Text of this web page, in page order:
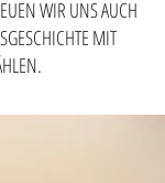
WIR UNS AUCH
MIT